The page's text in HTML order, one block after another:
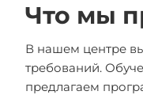
Что мы
В нашем центре
требований.
предлагаем